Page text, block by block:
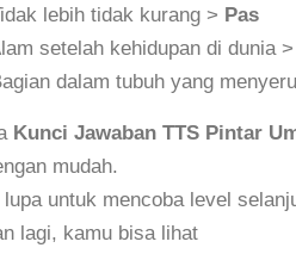
lebih tidak kurang > Pas
setelah kehidupan di dunia >
dalam tubuh yang
Kunci Jawaban TTS Pintar
mudah.
lupa untuk mencoba level
lagi, kamu bisa lihat